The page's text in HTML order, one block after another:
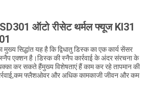
ऑटो रीसेट थर्मल फ्यूज KI31
सिद्धांत यह है कि द्विधातु डिस्क का एक कार्य सेंसर
एक्शन है।डिस्क की स्नैप कार्रवाई के अंदर संरचना के
धक्का कर सकते हैंमुख्य विशेषताएं हैं काम कर रहे तापमान की
फ्लैशओवर और अधिक कामकाजी जीवन और कम